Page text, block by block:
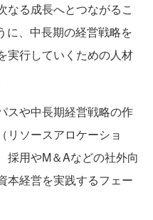
なる成長へとつながるこ
に、中長期の経営戦略を
実行していくための人材
スや中長期経営戦略の作
リソースアロケーショ
採用やM＆Aなどの社外向
本経営を実践するフェー